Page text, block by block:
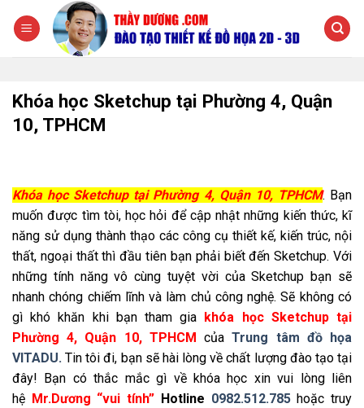
đến
Khóa học Sketchup tại Phường 4, Quận
10, TPHCM
Khóa học Sketchup tại Phường 4, Quận 10, TPHCM. Bạn
muốn được tìm tòi, học hỏi để cập nhật những kiến thức, kĩ
năng sử dụng thành thạo các công cụ thiết kế, kiến trúc, nội
thất, ngoại thất thì đầu tiên bạn phải biết đến Sketchup. Với
những tính năng vô cùng tuyệt vời của Sketchup bạn sẽ
nhanh chóng chiếm lĩnh và làm chủ công nghệ. Sẽ không có
gì khó khăn khi bạn tham gia
khóa học Sketchup tại
Phường 4, Quận 10, TPHCM
củaTrung tâm đồ họa
VITADU. Tin tôi đi, bạn sẽ hài lòng về chất lượng đào tạo tại
đây! Bạn có thắc mắc gì về khóa học xin vui lòng liên
hệ Mr.Dương “vui tính” Hotline 0982.512.785hoặc truy